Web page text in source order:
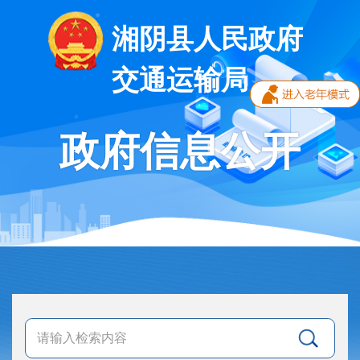
湘阴县人民政府
交通运输局
政府信息公开